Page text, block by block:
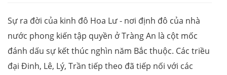
Sự ra đời của kinh đô Hoa Lư - nơi định đô của nhà
nước phong kiến tập quyền ở Tràng An là cột mốc
đánh dấu sự kết thúc nghìn năm Bắc thuộc. Các triều
đại Đinh, Lê, Lý, Trần tiếp theo đã tiếp nối với các